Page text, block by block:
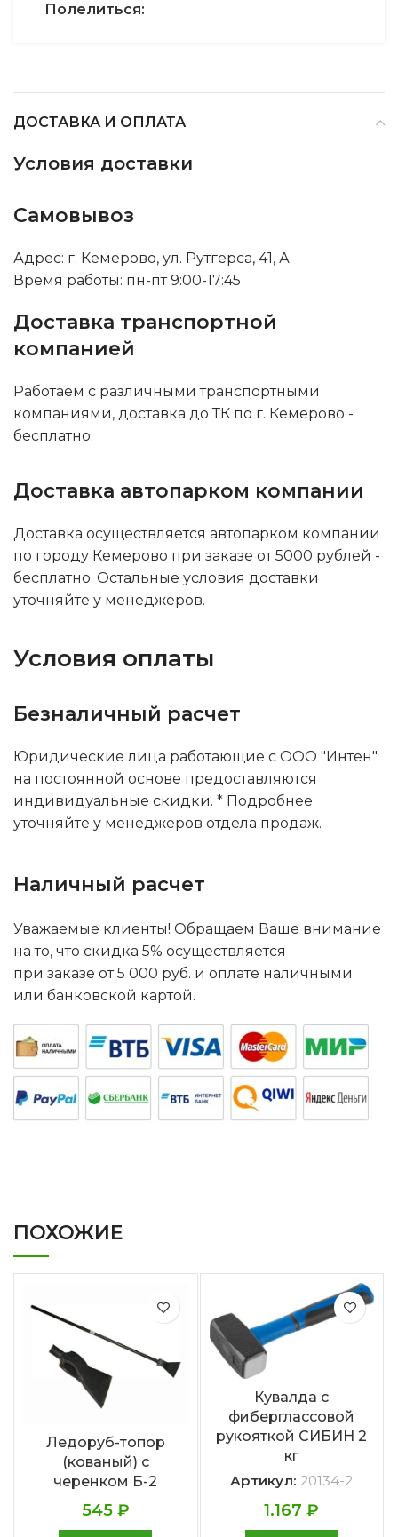
Полелиться:
ДОСТАВКА И ОПЛАТА
Условия доставки
Самовывоз
Адрес: г. Кемерово, ул. Рутгерса, 41, А
Время работы: пн-пт 9:00-17:45
Доставка транспортной
компанией
Работаем с различными транспортными
компаниями, доставка до ТК по г. Кемерово -
бесплатно.
Доставка автопарком компании
Доставка осуществляется автопарком компании
по городу Кемерово при заказе от 5000 рублей -
бесплатно. Остальные условия доставки
уточняйте у менеджеров.
Условия оплаты
Безналичный расчет
Юридические лица работающие с ООО "Интен"
на постоянной основе предоставляются
индивидуальные скидки. * Подробнее
уточняйте у менеджеров отдела продаж.
Наличный расчет
Уважаемые клиенты! Обращаем Ваше внимание
на то, что скидка 5% осуществляется
при заказе от 5 000 руб. и оплате наличными
или банковской картой.
ПОХОЖИЕ
Ледоруб-топор
(кованый) с
черенком Б-2
545 ₽
Кувалда с
фиберглассовой
рукояткой СИБИН 2
кг
Артикул: 20134-2
1.167₽